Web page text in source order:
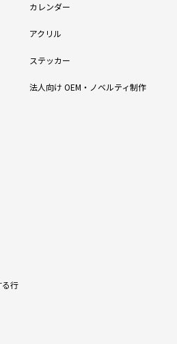
カレンダー
アクリル
ステッカー
法人向け OEM・ノベルティ制作
る行